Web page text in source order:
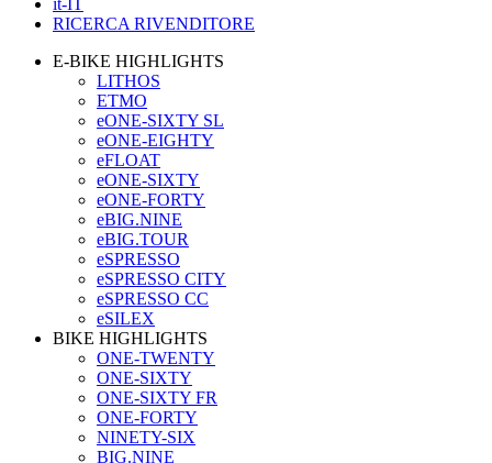
it-IT
RICERCA RIVENDITORE
E-BIKE HIGHLIGHTS
LITHOS
ETMO
eONE-SIXTY SL
eONE-EIGHTY
eFLOAT
eONE-SIXTY
eONE-FORTY
eBIG.NINE
eBIG.TOUR
eSPRESSO
eSPRESSO CITY
eSPRESSO CC
eSILEX
BIKE HIGHLIGHTS
ONE-TWENTY
ONE-SIXTY
ONE-SIXTY FR
ONE-FORTY
NINETY-SIX
BIG.NINE